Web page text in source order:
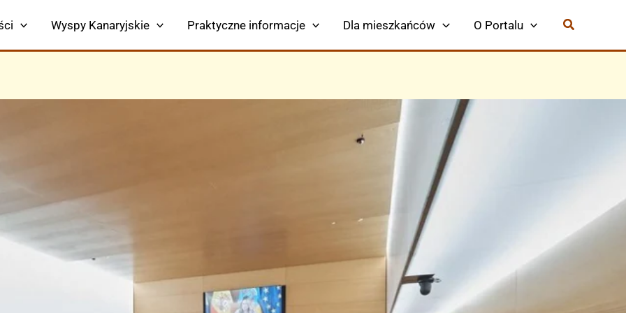
Wyspy Kanaryjskie Praktyczne informacje Dla mieszkańców O Portalu